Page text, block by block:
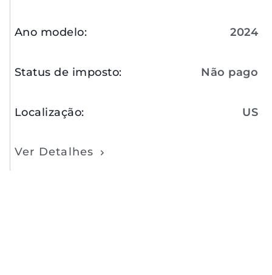
Ano modelo: 2024
Status de imposto: Não pago
Localização: US
Ver Detalhes